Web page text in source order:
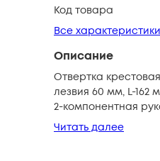
Код товара
Все характеристики
Описание
Отвертка
лезвия 60 мм, L-162
2-компонентная
Читать далее